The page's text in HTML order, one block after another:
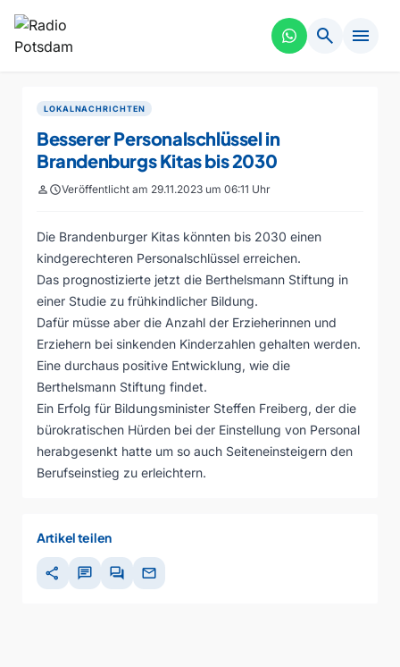
search menu
LOKALNACHRICHTEN
Besserer Personalschlüssel in
Brandenburgs Kitas bis 2030
personscheduleVeröffentlicht am 29.11.2023 um 06:11 Uhr
Die Brandenburger Kitas könnten bis 2030 einen
kindgerechteren Personalschlüssel erreichen.
Das prognostizierte jetzt die Berthelsmann Stiftung in
einer Studie zu frühkindlicher Bildung.
Dafür müsse aber die Anzahl der Erzieherinnen und
Erziehern bei sinkenden Kinderzahlen gehalten werden.
Eine durchaus positive Entwicklung, wie die
Berthelsmann Stiftung findet.
Ein Erfolg für Bildungsminister Steffen Freiberg, der die
bürokratischen Hürden bei der Einstellung von Personal
herabgesenkt hatte um so auch Seiteneinsteigern den
Berufseinstieg zu erleichtern.
Artikel teilen
share chat forum mail